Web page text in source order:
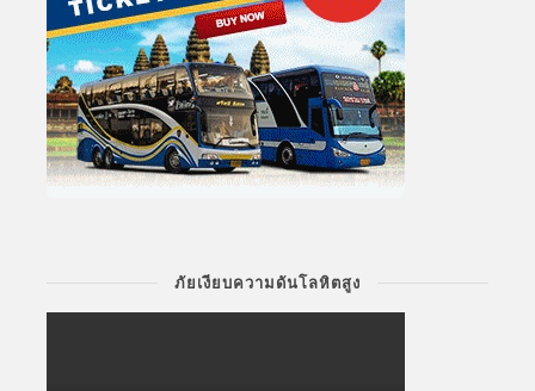
ภัยเงียบความดันโลหิตสูง